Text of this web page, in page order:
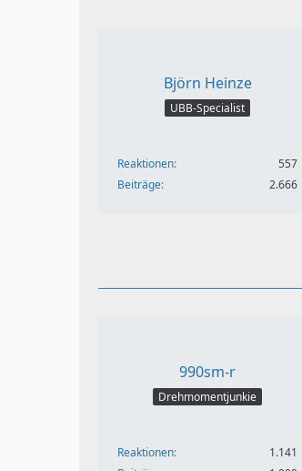
Björn Heinze
UBB-Specialist
Reaktionen
557
Beiträge
2.666
990sm-r
Drehmomentjunkie
Reaktionen
1.141